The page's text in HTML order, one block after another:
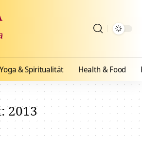
Yoga & Spiritualität Health & Food
2013